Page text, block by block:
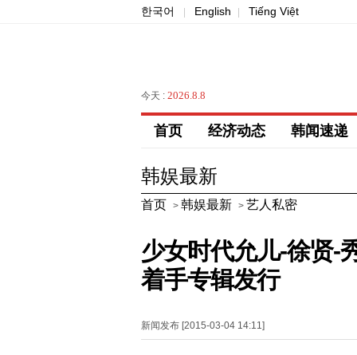
한국어 English Tiếng Việt
今天 : 2026.8.8
首页 经济动态 韩闻速递
韩娱最新
首页 > 韩娱最新 > 艺人私密
少女时代允儿-徐贤-
着手专辑发行
新闻发布 [2015-03-04 14:11]